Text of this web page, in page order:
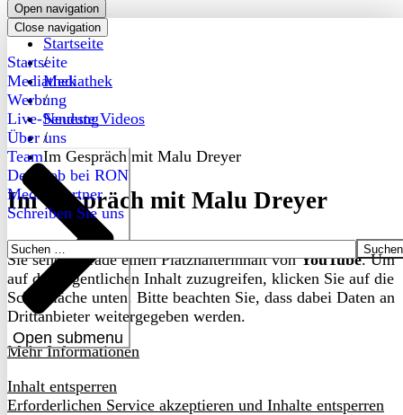
Open navigation
Close navigation
Startseite
Mediathek
Werbung
Live-Sendung
Über uns
Open submenu
Team
Dein Job bei RON
Medienpartner
Schreiben Sie uns
Suchen
nach:
Startseite
/
Mediathek
/
Neueste Videos
/
Im Gespräch mit Malu Dreyer
Im Gespräch mit Malu Dreyer
Sie sehen gerade einen Platzhalterinhalt vonYouTube. Um
auf den eigentlichen Inhalt zuzugreifen, klicken Sie auf die
Schaltfläche unten. Bitte beachten Sie, dass dabei Daten an
Drittanbieter weitergegeben werden.
Mehr Informationen
Inhalt entsperren
Erforderlichen Service akzeptieren und Inhalte entsperren